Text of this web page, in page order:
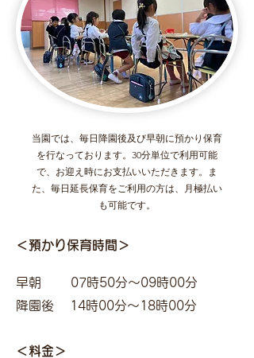
当園では、毎日降園後及び早朝に預かり保育
を行なっております。30分単位で利用可能
で、お迎え時にお支払いいただきます。ま
た、毎日延長保育をご利用の方は、月極払い
も可能です。
＜預かり保育時間 ＞
早朝 07時50分〜09時00分
降園後 14時00分〜18時00分
＜料金＞